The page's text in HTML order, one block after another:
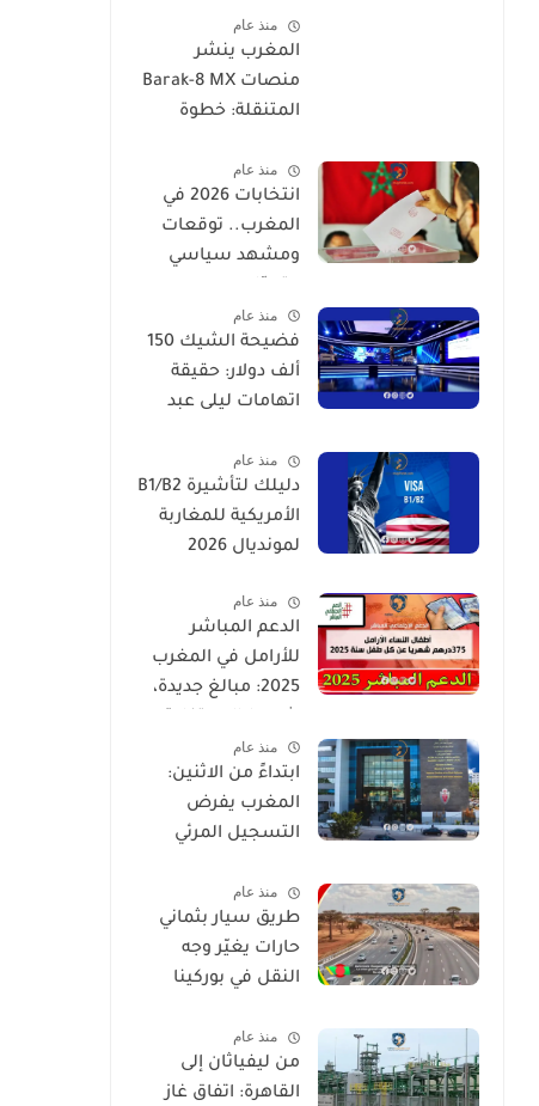
منذ عام
المغرب ينشر
منصات Barak-8 MX
المتنقلة: خطوة
منذ عام
انتخابات 2026 في
المغرب.. توقعات
ومشهد سياسي
منذ عام
فضيحة الشيك 150
ألف دولار: حقيقة
اتهامات ليلى عبد
منذ عام
دليلك لتأشيرة B1/B2
الأمريكية للمغاربة
لمونديال 2026
منذ عام
الدعم المباشر
للأرامل في المغرب
2025: مبالغ جديدة،
وطريقة التسجيل
منذ عام
ابتداءً من الاثنين:
المغرب يفرض
التسجيل المرئي
منذ عام
طريق سيار بثماني
حارات يغيّر وجه
النقل في بوركينا
منذ عام
من ليفياثان إلى
القاهرة: اتفاق غاز